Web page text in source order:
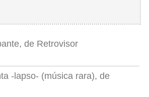
de Retrovisor
-lapso- (música rara), de